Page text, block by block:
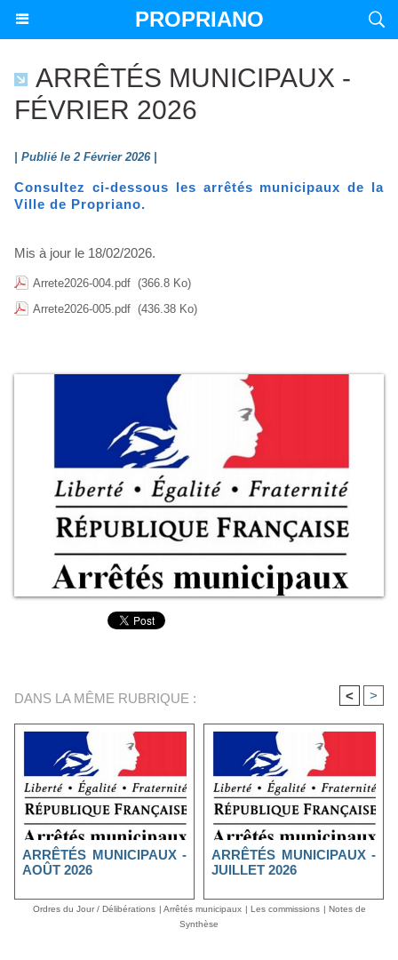
PROPRIANO
ARRÊTÉS MUNICIPAUX -
FÉVRIER 2026
| Publié le 2 Février 2026 |
Consultez ci-dessous les arrêtés municipaux de la
Ville de Propriano.
Mis à jour le 18/02/2026.
Arrete2026-004.pdf (366.8 Ko)
Arrete2026-005.pdf (436.38 Ko)
DANS LA MÊME RUBRIQUE : < >
ARRÊTÉS MUNICIPAUX -
AOÛT 2026
ARRÊTÉS MUNICIPAUX -
JUILLET 2026
Ordres du Jour / Délibérations | Arrêtés municipaux | Les commissions | Notes de
Synthèse